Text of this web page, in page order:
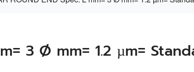
3 Ø mm= 1.2 µm=